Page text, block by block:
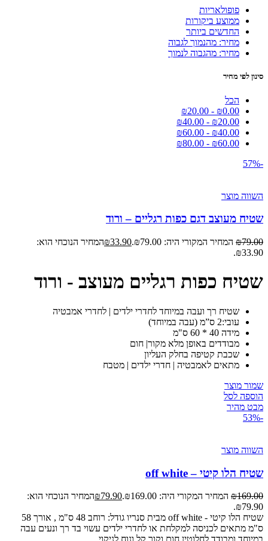
פופולאריות
ממוצע ביקורות
החדשים ביותר
מחיר: מהנמוך לגבוה
מחיר: מהגבוה לנמוך
סינון לפי מחיר
הכל
₪0.00
-
₪20.00
₪20.00
-
₪40.00
₪40.00
-
₪60.00
₪60.00
-
₪80.00
-57%
השווה מוצר
שטיח מעוצב דגם כפות רגליים – ורוד
₪79.00 המחיר המקורי היה: ₪79.00. ₪33.90
המחיר הנוכחי הוא:
₪33.90.
שטיח כפות רגליים מעוצב - ורוד
שטיח רך ועבה במיוחד לחדרי ילדים | לחדרי אמבטיה
עובי:2 ס”מ (עבה במיוחד)
מידה 40 * 60 ס"מ
מבודדים באופן מלא מקור| חום
שכבת קטיפה בחלק העליון
מתאים לאמבטיה | חדרי ילדים | מטבח
שמור מוצר
הוספה לסל
מבט מהיר
-53%
השווה מוצר
שטיח הלו קיטי – off white
₪169.00 המחיר המקורי היה: ₪169.00. ₪79.90
המחיר הנוכחי הוא:
₪79.90.
שטיח הלו קיטי - off white מבית סנריו גודל: רוחב 48 ס"מ , אורך 58
ס"מ מתאים לכניסה למקלחת או לחדרי ילדים עשוי בד רך ונעים עבה